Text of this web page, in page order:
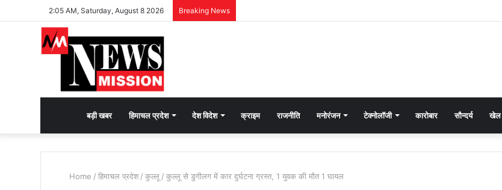
2:05 AM, Saturday, August 8 2026 Breaking News
भक्ति
बड़ी खबर हिमाचल प्रदेश देश विदेश क्राइम राजनीति मनोरंजन टेक्नोलॉजी कारोबार सौन्दर्य खेल
Home / हिमाचल प्रदेश / कुल्लू / कुल्लू से डुगीलग में कार दुर्घटना ग्रस्त, 1 युवक की मौत 1 घायल